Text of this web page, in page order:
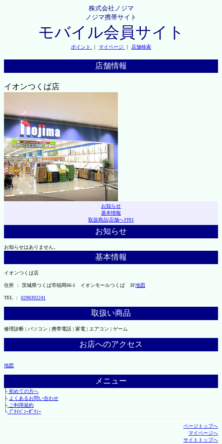
株式会社ノジマ
ノジマ携帯サイト
モバイル会員サイト
ポイント ｜ マイページ ｜ 店舗検索
店舗情報
イオンつくば店
お知らせ
基本情報
取扱商品|店舗へｱｸｾｽ
お知らせ
お知らせはありません。
基本情報
イオンつくば店
住所 ： 茨城県つくば市稲岡66-1 イオンモールつくば 3F地図
TEL ： 0298392241
取扱い商品
修理診断 | パソコン | 携帯電話 | 家電 | エアコン | ゲーム
お店へのアクセス
地図
メニュー
├初めての方へ
├ よくあるお問い合わせ
├ご利用規約
└ﾌﾟﾗｲﾊﾞｼｰﾎﾟﾘｼｰ
ページトップへ
マイページへ
サイトトップへ